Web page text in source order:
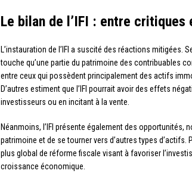
Le bilan de l’IFI : entre
L’instauration de l’IFI a suscité des réactions mitigées.
touche qu’une partie du patrimoine des contribuables
entre ceux qui possèdent principalement des actifs
D’autres estiment que l’IFI pourrait avoir des effets
investisseurs ou en incitant à la vente.
Néanmoins, l’IFI présente également des
patrimoine et de se tourner vers d’autres types d’actifs.
plus global de réforme fiscale visant à favoriser
croissance économique.